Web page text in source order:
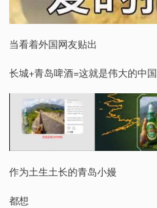
当看着外国网友贴出
长城+青岛啤酒=这就是伟大的中国
作为土生土长的青岛小嫚
都想